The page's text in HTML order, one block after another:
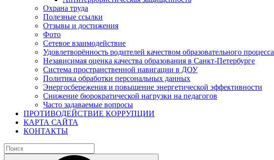
Охрана труда
Полезные ссылки
Отзывы и достижения
Фото
Сетевое взаимодействие
Удовлетворённость родителей качеством образовательного процесса
Независимая оценка качества образования в Санкт-Петербурге
Система пространственной навигации в ДОУ
Политика обработки персональных данных
Энергосбережения и повышение энергетической эффективности
Снижение бюрократической нагрузки на педагогов
Часто задаваемые вопросы
ПРОТИВОДЕЙСТВИЕ КОРРУПЦИИ
КАРТА САЙТА
КОНТАКТЫ